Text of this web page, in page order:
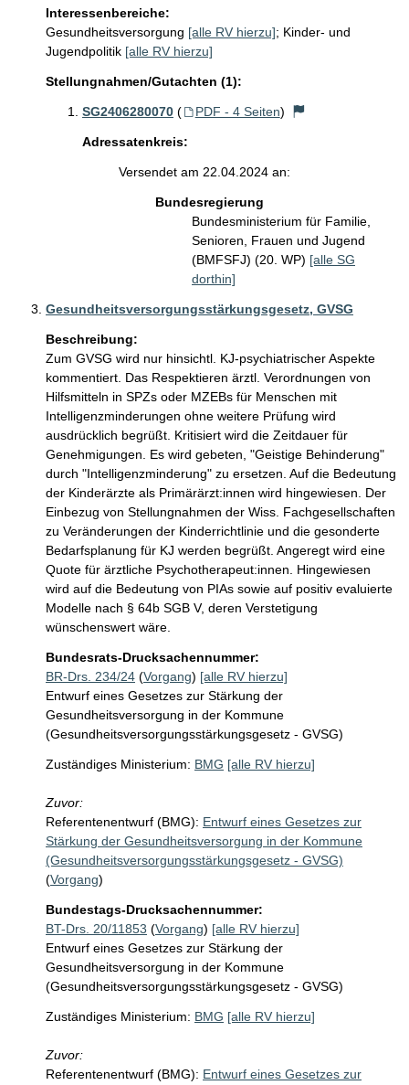
Interessenbereiche:
Gesundheitsversorgung [alle RV hierzu]; Kinder- und
Jugendpolitik [alle RV hierzu]
Stellungnahmen/Gutachten (1):
SG2406280070 ( PDF - 4 Seiten)
Adressatenkreis:
Versendet am 22.04.2024 an:
Bundesregierung
Bundesministerium für Familie,
Senioren, Frauen und Jugend
(BMFSFJ) (20. WP) [alle SG
dorthin]
Gesundheitsversorgungsstärkungsgesetz, GVSG
Beschreibung:
Zum GVSG wird nur hinsichtl. KJ-psychiatrischer Aspekte
kommentiert. Das Respektieren ärztl. Verordnungen von
Hilfsmitteln in SPZs oder MZEBs für Menschen mit
Intelligenzminderungen ohne weitere Prüfung wird
ausdrücklich begrüßt. Kritisiert wird die Zeitdauer für
Genehmigungen. Es wird gebeten, "Geistige Behinderung"
durch "Intelligenzminderung" zu ersetzen. Auf die Bedeutung
der Kinderärzte als Primärärzt:innen wird hingewiesen. Der
Einbezug von Stellungnahmen der Wiss. Fachgesellschaften
zu Veränderungen der Kinderrichtlinie und die gesonderte
Bedarfsplanung für KJ werden begrüßt. Angeregt wird eine
Quote für ärztliche Psychotherapeut:innen. Hingewiesen
wird auf die Bedeutung von PIAs sowie auf positiv evaluierte
Modelle nach § 64b SGB V, deren Verstetigung
wünschenswert wäre.
Bundesrats-Drucksachennummer:
BR-Drs. 234/24 (Vorgang) [alle RV hierzu]
Entwurf eines Gesetzes zur Stärkung der
Gesundheitsversorgung in der Kommune
(Gesundheitsversorgungsstärkungsgesetz - GVSG)
Zuständiges Ministerium: BMG [alle RV hierzu]
Zuvor:
Referentenentwurf (BMG): Entwurf eines Gesetzes zur
Stärkung der Gesundheitsversorgung in der Kommune
(Gesundheitsversorgungsstärkungsgesetz - GVSG)
(Vorgang)
Bundestags-Drucksachennummer:
BT-Drs. 20/11853 (Vorgang) [alle RV hierzu]
Entwurf eines Gesetzes zur Stärkung der
Gesundheitsversorgung in der Kommune
(Gesundheitsversorgungsstärkungsgesetz - GVSG)
Zuständiges Ministerium: BMG [alle RV hierzu]
Zuvor:
Referentenentwurf (BMG): Entwurf eines Gesetzes zur